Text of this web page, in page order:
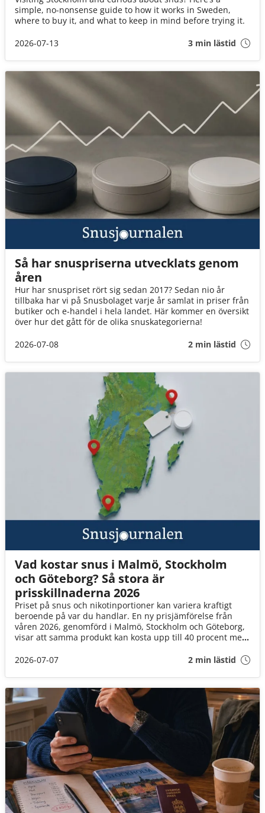
simple, no-nonsense guide to how it works in Sweden,
where to buy it, and what to keep in mind before trying it.
2026-07-13
3 min lästid
Så har snuspriserna utvecklats genom
åren
Hur har snuspriset rört sig sedan 2017? Sedan nio år
tillbaka har vi på Snusbolaget varje år samlat in priser från
butiker och e-handel i hela landet. Här kommer en översikt
över hur det gått för de olika snuskategorierna!
2026-07-08
2 min lästid
Vad kostar snus i Malmö, Stockholm
och Göteborg? Så stora är
prisskillnaderna 2026
Priset på snus och nikotinportioner kan variera kraftigt
beroende på var du handlar. En ny prisjämförelse från
våren 2026, genomförd i Malmö, Stockholm och Göteborg,
visar att samma produkt kan kosta upp till 40 procent mer
2026-07-07
2 min lästid